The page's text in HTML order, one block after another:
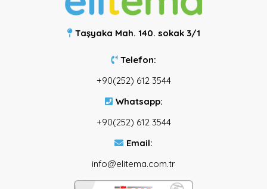
Taşyaka Mah. 140. sokak 3/1
Telefon:
+90(252) 612 3544
Whatsapp:
+90(252) 612 3544
Email:
info@elitema.com.tr